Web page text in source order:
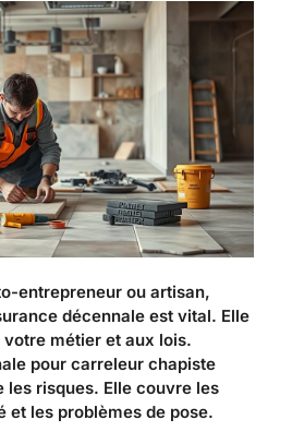
entrepreneur ou artisan,
décennale est vital. Elle
métier et aux lois.
pour carreleur chapiste
les risques. Elle couvre les
et les problèmes de pose.